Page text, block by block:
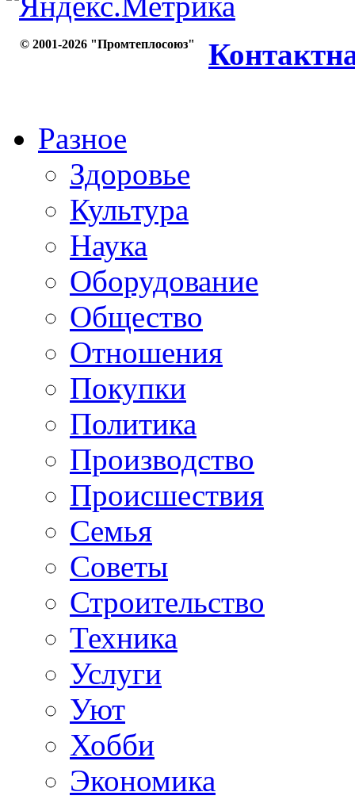
© 2001-2026 "Промтеплосоюз"
Разное
Здоровье
Культура
Наука
Оборудование
Общество
Отношения
Покупки
Политика
Производство
Происшествия
Семья
Советы
Строительство
Техника
Услуги
Уют
Хобби
Экономика